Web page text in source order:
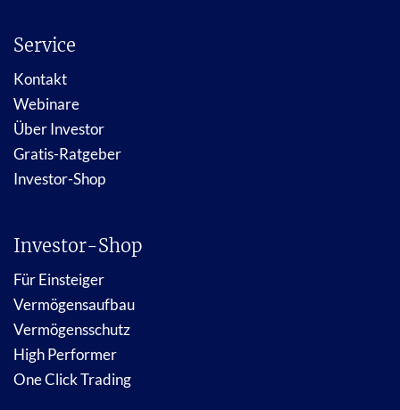
Service
Kontakt
Webinare
Über Investor
Gratis-Ratgeber
Investor-Shop
Investor-Shop
Für Einsteiger
Vermögensaufbau
Vermögensschutz
High Performer
One Click Trading